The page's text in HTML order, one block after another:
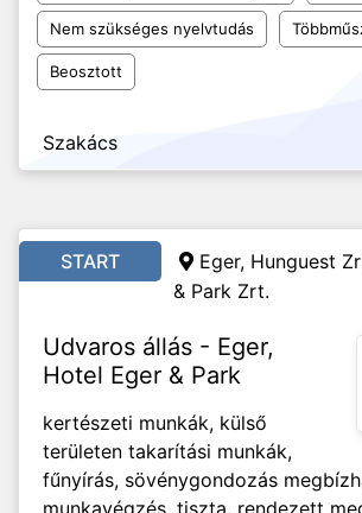
Nem szükséges nyelvtudás
Beosztott
Szakács
START
Eger, Hunguest
& Park Zrt.
Udvaros állás - Eger,
Hotel Eger & Park
kertészeti munkák, külső
területen takarítási munkák,
fűnyírás, sövénygondozás
munkavégzés, tiszta, rendezett